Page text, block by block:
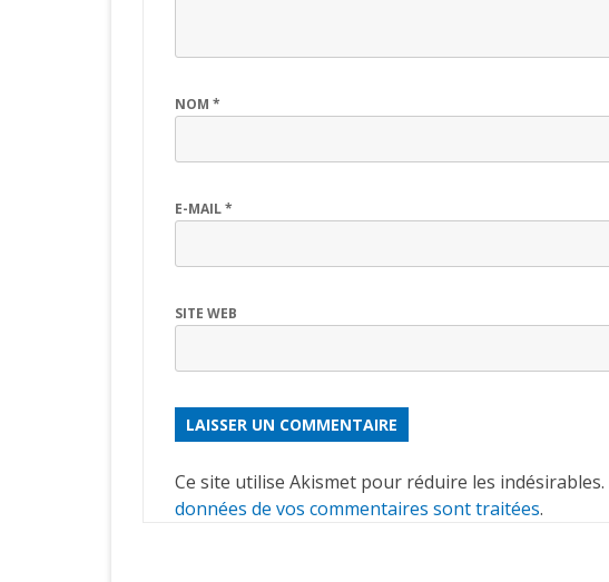
NOM *
E-MAIL*
SITE WEB
Ce site utilise Akismet pour réduire les indésirables.
données de vos commentaires sont traitées.